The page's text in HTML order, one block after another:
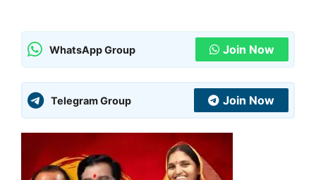
WhatsApp Group Join Now
Telegram Group Join Now